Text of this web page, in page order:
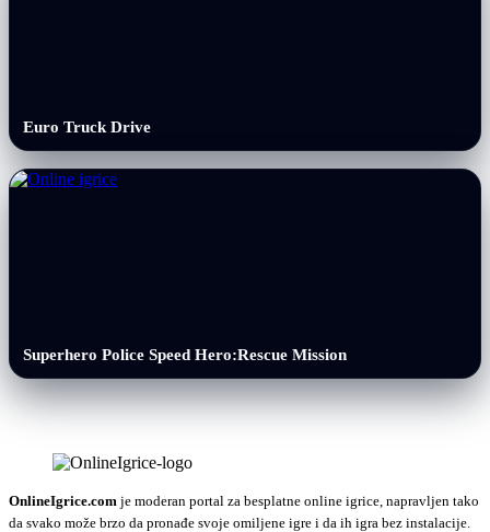
Euro Truck Drive
Superhero Police Speed Hero:Rescue Mission
OnlineIgrice.com je moderan portal za besplatne online igrice, napravljen tako
da svako može brzo da pronađe svoje omiljene igre i da ih igra bez instalacije.